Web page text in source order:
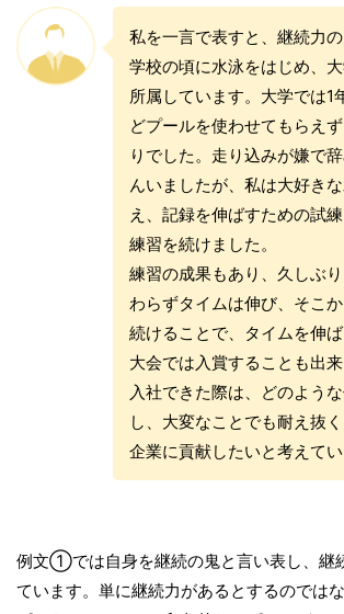
私を一言で表すと、継続力
学校の頃に水泳をはじめ、
所属しています。大学では1
どプールを使わせてもらえ
りでした。走り込みが嫌で
んいましたが、私は大好き
え、記録を伸ばすための試
練習を続けました。
練習の成果もあり、久しぶ
わらずタイムは伸び、そこ
続けることで、タイムを伸
大会では入賞することも出
入社できた際は、どのよう
し、大変なことでも耐え抜
企業に貢献したいと考えてい
例文①では自身を継続の鬼と言い表し、継
ています。単に継続力があるとするのでは